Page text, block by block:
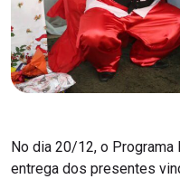
No dia 20/12, o
entrega dos presentes